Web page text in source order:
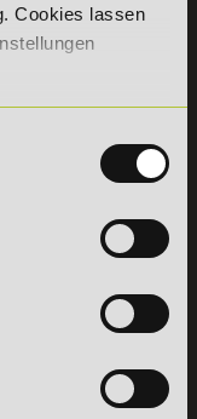
Cookies lassen